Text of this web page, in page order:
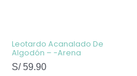
Leotardo Acanalado De
Algodón – -Arena
S/59.90
elegir
en